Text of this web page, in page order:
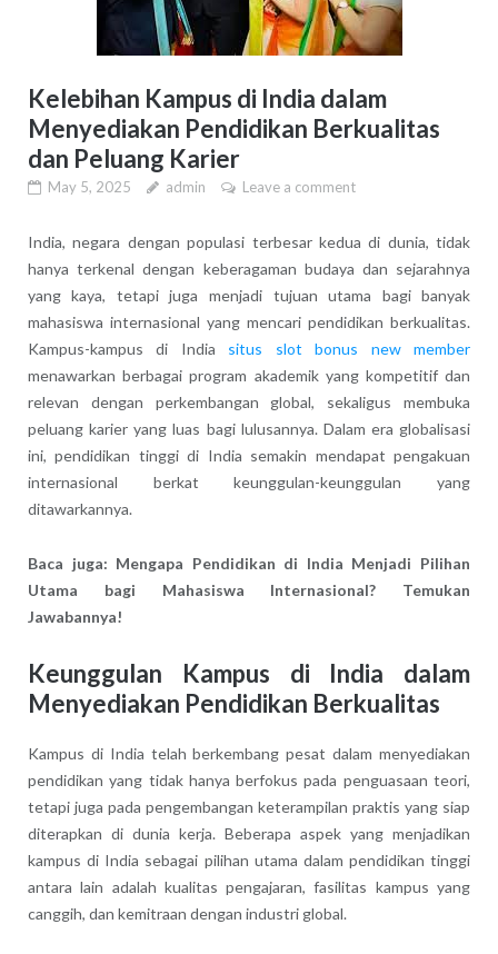
Kelebihan Kampus di India dalam
Menyediakan Pendidikan Berkualitas
dan Peluang Karier
May 5, 2025 admin Leave a comment
India, negara dengan populasi terbesar kedua di dunia, tidak
hanya terkenal dengan keberagaman budaya dan sejarahnya
yang kaya, tetapi juga menjadi tujuan utama bagi banyak
mahasiswa internasional yang mencari pendidikan berkualitas.
Kampus-kampus di India situs slot bonus new member
menawarkan berbagai program akademik yang kompetitif dan
relevan dengan perkembangan global, sekaligus membuka
peluang karier yang luas bagi lulusannya. Dalam era globalisasi
ini, pendidikan tinggi di India semakin mendapat pengakuan
internasional berkat keunggulan-keunggulan yang
ditawarkannya.
Baca juga: Mengapa Pendidikan di India Menjadi Pilihan
Utama bagi Mahasiswa Internasional? Temukan
Jawabannya!
Keunggulan Kampus di India dalam
Menyediakan Pendidikan Berkualitas
Kampus di India telah berkembang pesat dalam menyediakan
pendidikan yang tidak hanya berfokus pada penguasaan teori,
tetapi juga pada pengembangan keterampilan praktis yang siap
diterapkan di dunia kerja. Beberapa aspek yang menjadikan
kampus di India sebagai pilihan utama dalam pendidikan tinggi
antara lain adalah kualitas pengajaran, fasilitas kampus yang
canggih, dan kemitraan dengan industri global.